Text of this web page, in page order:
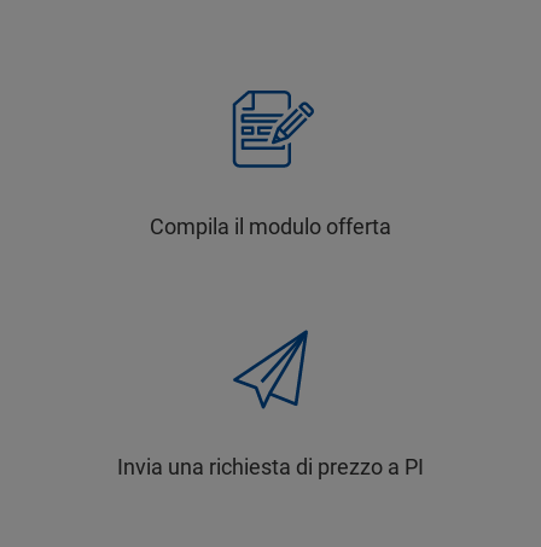
Compila il modulo offerta
Invia una richiesta di prezzo a PI